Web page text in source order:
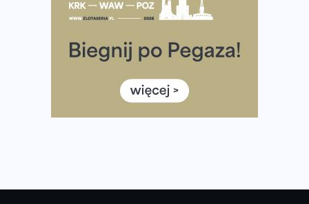
Co ma dużo białka? Produkty, które warto włączyć do
Rozbiegany Olsztyn szykuje się na weekend z
Już w tę sobotę 35. Bieg Powstania Warszawskiego.
Wystartuje rekordowa liczba uczestników